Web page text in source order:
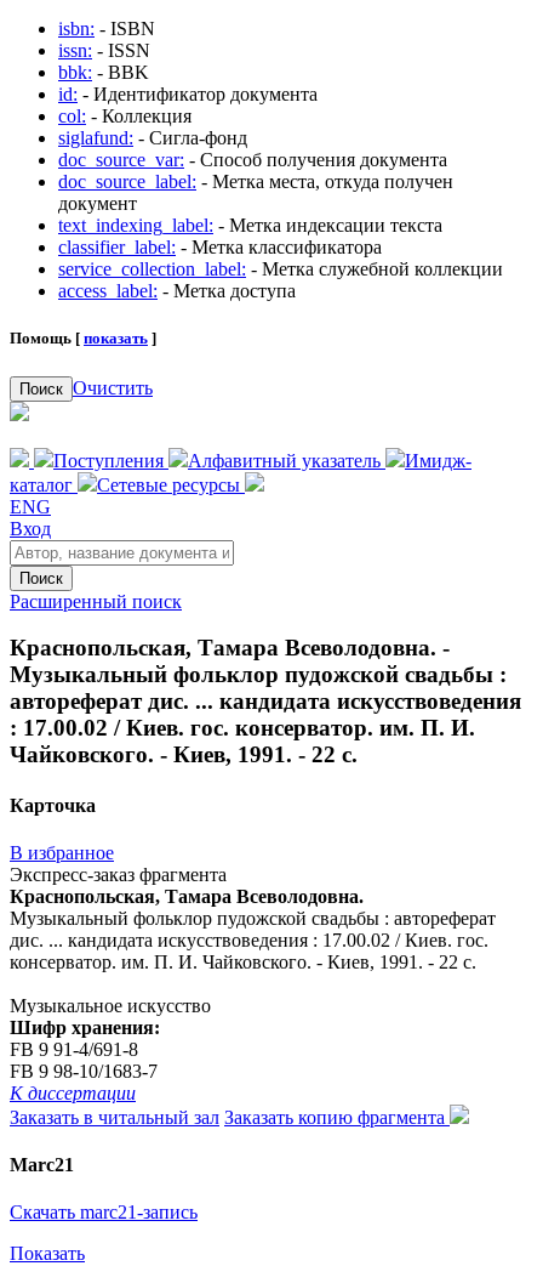
isbn: - ISBN
issn: - ISSN
bbk: - BBK
id: - Идентификатор документа
col: - Коллекция
siglafund: - Сигла-фонд
doc_source_var: - Способ получения документа
doc_source_label: - Метка места, откуда получен
документ
text_indexing_label: - Метка индексации текста
classifier_label: - Метка классификатора
service_collection_label: - Метка служебной коллекции
access_label: - Метка доступа
Помощь [ показать ]
Поиск Очистить
Поступления Алфавитный указатель
Имидж-
каталог
Сетевые ресурсы
ENG
Вход
Поиск
Расширенный поиск
Краснопольская, Тамара Всеволодовна. -
Музыкальный фольклор пудожской свадьбы :
автореферат дис. ... кандидата искусствоведения
: 17.00.02 / Киев. гос. консерватор. им. П. И.
Чайковского. - Киев, 1991. - 22 с.
Карточка
В избранное
Экспресс-заказ фрагмента
Краснопольская, Тамара Всеволодовна.
Музыкальный фольклор пудожской свадьбы : автореферат
дис. ... кандидата искусствоведения : 17.00.02 / Киев. гос.
консерватор. им. П. И. Чайковского. - Киев, 1991. - 22 с.
Музыкальное искусство
Шифр хранения:
FB 9 91-4/691-8
FB 9 98-10/1683-7
К диссертации
Заказать в читальный зал Заказать копию фрагмента
Marc21
Скачать marc21-запись
Показать